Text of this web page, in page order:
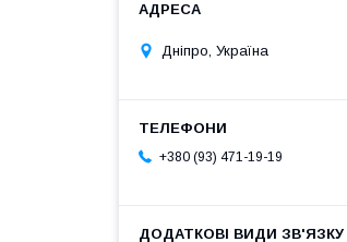
Дніпро, Україна
+380 (93) 471-19-19